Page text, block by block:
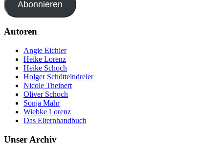
Abonnieren
Autoren
Angie Eichler
Heike Lorenz
Heike Schoch
Holger Schöttelndreier
Nicole Theinert
Oliver Schoch
Sonja Mahr
Wiebke Lorenz
Das Elternhandbuch
Unser Archiv